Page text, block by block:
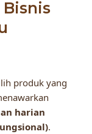
produk yang
harian
.